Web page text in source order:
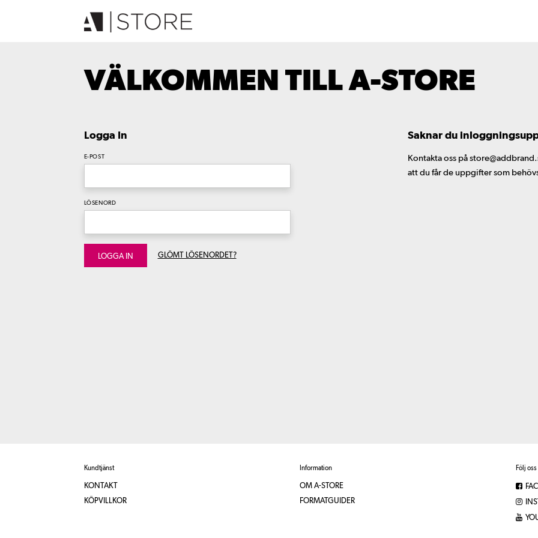
VÄLKOMMEN TILL A-STORE
Logga In
E-POST
LÖSENORD
LOGGA IN GLÖMT LÖSENORDET?
Saknar du
Kontakta oss på
att du får de uppgifter som
Kundtjänst
KONTAKT
KÖPVILLKOR
Information
OM A-STORE
FORMATGUIDER
Följ oss